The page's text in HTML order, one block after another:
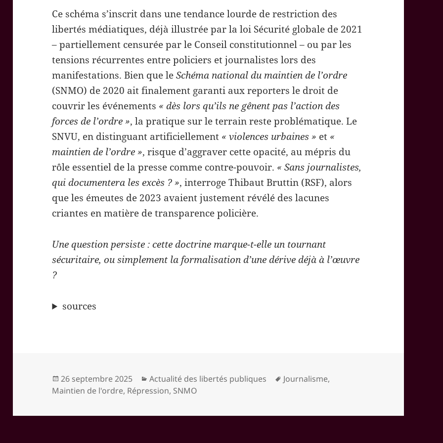
Ce schéma s’inscrit dans une tendance lourde de restriction des
libertés médiatiques, déjà illustrée par la loi Sécurité globale de 2021
– partiellement censurée par le Conseil constitutionnel – ou par les
tensions récurrentes entre policiers et journalistes lors des
manifestations. Bien que leSchéma national du maintien de l’ordre
(SNMO) de 2020 ait finalement garanti aux reporters le droit de
couvrir les événements « dès lors qu’ils ne gênent pas l’action des
forces de l’ordre », la pratique sur le terrain reste problématique. Le
SNVU, en distinguant artificiellement « violences urbaines » et «
maintien de l’ordre », risque d’aggraver cette opacité, au mépris du
rôle essentiel de la presse comme contre-pouvoir. « Sans journalistes,
qui documentera les excès ? », interroge Thibaut Bruttin (RSF), alors
que les émeutes de 2023 avaient justement révélé des lacunes
criantes en matière de transparence policière.
Une question persiste : cette doctrine marque-t-elle un tournant
sécuritaire, ou simplement la formalisation d’une dérive déjà à l’œuvre
?
sources
Publié
le
26 septembre 2025 Catégories
Actualité des libertés publiques
Mots-
Journalisme,
Maintien de l'ordre, Répression, SNMO